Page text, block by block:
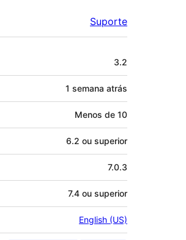
Suporte
3.2
1 semana atrás
Menos de 10
6.2 ou superior
7.0.3
7.4 ou superior
English (US)